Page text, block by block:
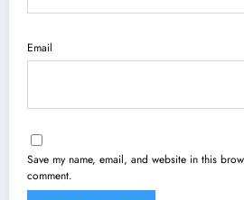
Email
Save my name, email, and website in this
comment.